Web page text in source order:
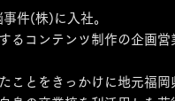
件(株)に入社。
るコンテンツ制作の企画営
ことをきっかけに地元福